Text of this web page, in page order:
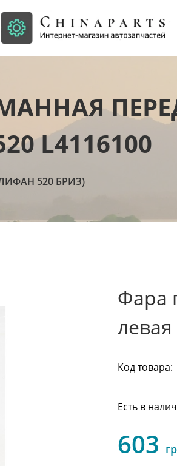
L4116100
520 БРИЗ)
Фара
Код товара:
Есть в
603